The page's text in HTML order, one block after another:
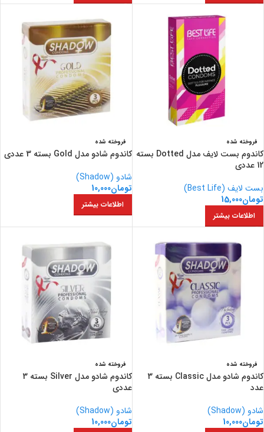
فروخته شده
کاندوم بست لایف مدل Dotted بسته
12 عددی
بست لایف (Best Life)
تومان15,000
اطلاعات بیشتر
فروخته شده
کاندوم شادو مدل Gold بسته 3 عددی
شادو (Shadow)
تومان10,000
اطلاعات بیشتر
فروخته شده
کاندوم شادو مدل Classic بسته 3
عدد
شادو (Shadow)
تومان10,000
فروخته شده
کاندوم شادو مدل Silver بسته 3
عددی
شادو (Shadow)
تومان10,000